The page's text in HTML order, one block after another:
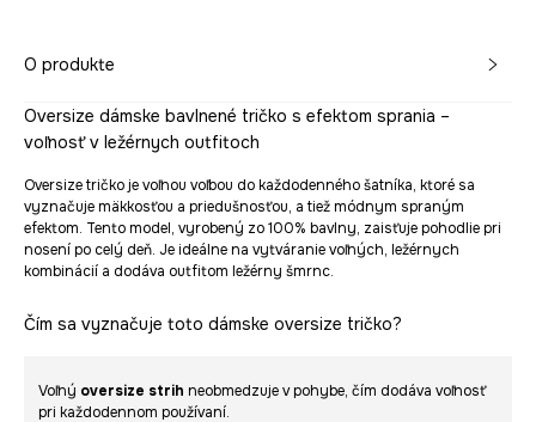
O produkte
Oversize dámske bavlnené tričko s efektom sprania –
voľnosť v ležérnych outfitoch
Oversize tričko je voľnou voľbou do každodenného šatníka, ktoré sa
vyznačuje mäkkosťou a priedušnosťou, a tiež módnym spraným
efektom. Tento model, vyrobený zo 100% bavlny, zaisťuje pohodlie pri
nosení po celý deň. Je ideálne na vytváranie voľných, ležérnych
kombinácií a dodáva outfitom ležérny šmrnc.
Čím sa vyznačuje toto dámske oversize tričko?
Voľný oversize strih neobmedzuje v pohybe, čím dodáva voľnosť
pri každodennom používaní.